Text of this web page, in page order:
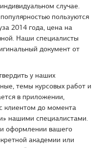
случае.
пользуются
2014 года, цена на
Наши специалисты
документ от
у наших
темы курсовых работ и
в приложении,
клиентом до момента
нашими специалистами.
оформлении вашего
академии или